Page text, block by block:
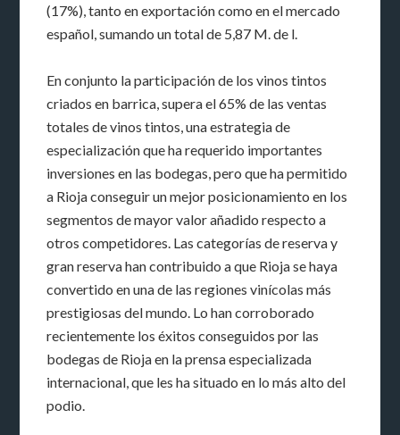
(17%), tanto en exportación como en el mercado
español, sumando un total de 5,87 M. de l.
En conjunto la participación de los vinos tintos
criados en barrica, supera el 65% de las ventas
totales de vinos tintos, una estrategia de
especialización que ha requerido importantes
inversiones en las bodegas, pero que ha permitido
a Rioja conseguir un mejor posicionamiento en los
segmentos de mayor valor añadido respecto a
otros competidores. Las categorías de reserva y
gran reserva han contribuido a que Rioja se haya
convertido en una de las regiones vinícolas más
prestigiosas del mundo. Lo han corroborado
recientemente los éxitos conseguidos por las
bodegas de Rioja en la prensa especializada
internacional, que les ha situado en lo más alto del
podio.